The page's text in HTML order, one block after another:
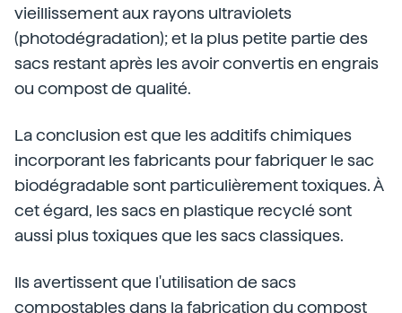
vieillissement aux rayons ultraviolets
(photodégradation); et la plus petite partie des
sacs restant après les avoir convertis en engrais
ou compost de qualité.
La conclusion est que les additifs chimiques
incorporant les fabricants pour fabriquer le sac
biodégradable sont particulièrement toxiques. À
cet égard, les sacs en plastique recyclé sont
aussi plus toxiques que les sacs classiques.
Ils avertissent que l'utilisation de sacs
compostables dans la fabrication du compost